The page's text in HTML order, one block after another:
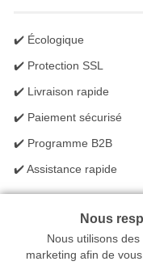
✔️ Écologique
✔️ Protection SSL
✔️ Livraison rapide
✔️ Paiement sécurisé
✔️ Programme B2B
✔️ Assistance rapide
Votre magasin en
Nous
Nous utilisons
marketing afin de